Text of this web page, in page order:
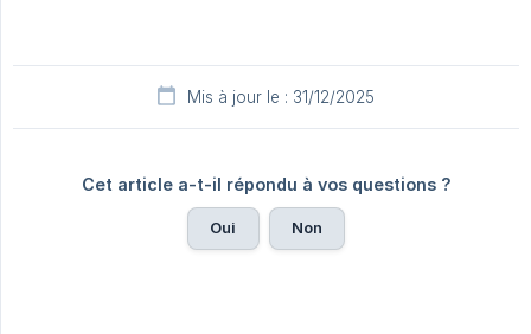
Mis à jour le : 31/12/2025
Cet article a-t-il répondu à vos questions ?
Oui Non